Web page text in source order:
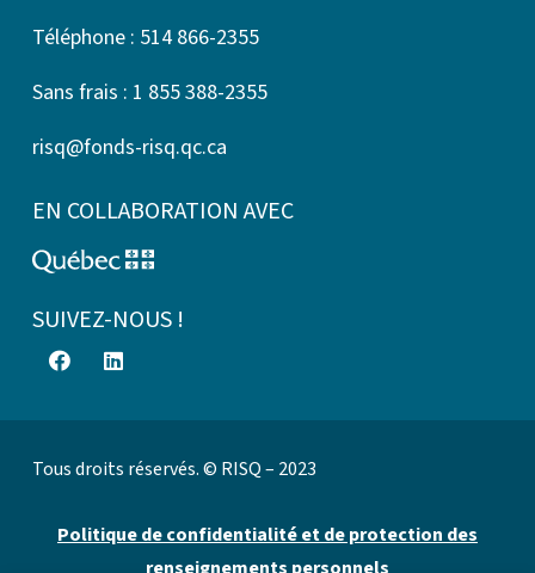
Téléphone : 514 866-2355
Sans frais : 1 855 388-2355
risq@fonds-risq.qc.ca
EN COLLABORATION AVEC
SUIVEZ-NOUS !
Tous droits réservés. © RISQ – 2023
Politique de confidentialité et de protection des
renseignements personnels